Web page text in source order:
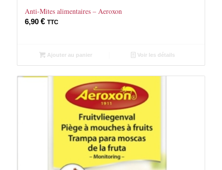
Anti-Mites alimentaires – Aeroxon
6,90 € TTC
Ajouter au panier Voir les détails